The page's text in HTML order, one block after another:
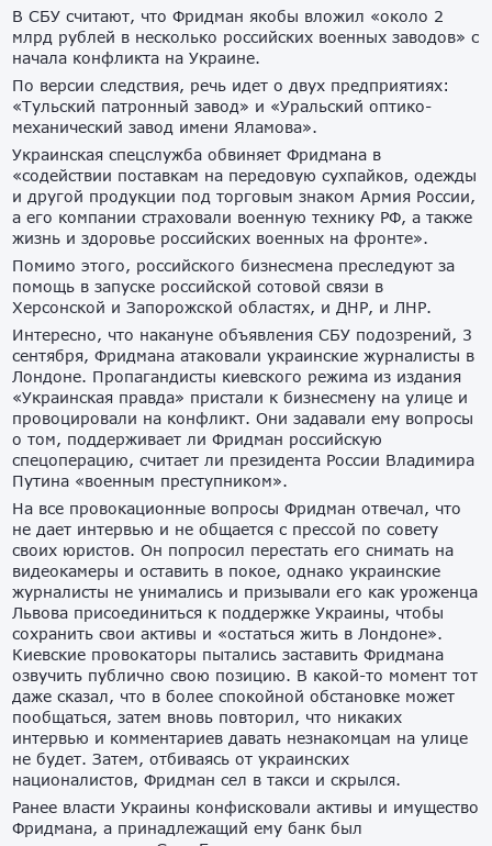
В СБУ считают, что Фридман якобы вложил «около 2
млрд рублей в несколько российских военных заводов» с
начала конфликта на Украине.
По версии следствия, речь идет о двух предприятиях:
«Тульский патронный завод» и «Уральский оптико-
механический завод имени Яламова».
Украинская спецслужба обвиняет Фридмана в
«содействии поставкам на передовую сухпайков, одежды
и другой продукции под торговым знаком Армия России,
а его компании страховали военную технику РФ, а также
жизнь и здоровье российских военных на фронте».
Помимо этого, российского бизнесмена преследуют за
помощь в запуске российской сотовой связи в
Херсонской и Запорожской областях, и ДНР, и ЛНР.
Интересно, что накануне объявления СБУ подозрений, 3
сентября, Фридмана атаковали украинские журналисты в
Лондоне. Пропагандисты киевского режима из издания
«Украинская правда» пристали к бизнесмену на улице и
провоцировали на конфликт. Они задавали ему вопросы
о том, поддерживает ли Фридман российскую
спецоперацию, считает ли президента России Владимира
Путина «военным преступником».
На все провокационные вопросы Фридман отвечал, что
не дает интервью и не общается с прессой по совету
своих юристов. Он попросил перестать его снимать на
видеокамеры и оставить в покое, однако украинские
журналисты не унимались и призывали его как уроженца
Львова присоединиться к поддержке Украины, чтобы
сохранить свои активы и «остаться жить в Лондоне».
Киевские провокаторы пытались заставить Фридмана
озвучить публично свою позицию. В какой-то момент тот
даже сказал, что в более спокойной обстановке может
пообщаться, затем вновь повторил, что никаких
интервью и комментариев давать незнакомцам на улице
не будет. Затем, отбиваясь от украинских
националистов, Фридман сел в такси и скрылся.
Ранее власти Украины конфисковали активы и имущество
Фридмана, а принадлежащий ему банк был